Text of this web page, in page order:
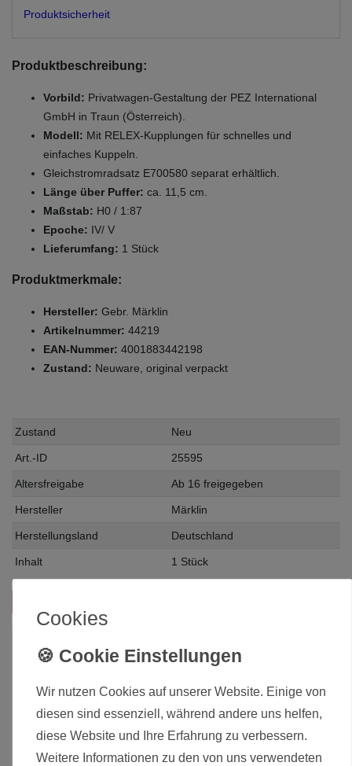
Produktsicherheit
Produktbeschreibung:
Vorbild: Privatwagen-Gestaltung der PEZ International
GmbH in Traun (Österreich).
Modell: Mit RELEX-Kupplungen für schnelles und
einfaches Kuppeln.
Gleichstromradsatz E700580 separat erhältlich.
Länge über Puffer: ca. 11,5 cm.
Maßstab: H0 / 1:87
Epoche: IV/ V
Lieferumfang: 1 Stück
Produktmerkmale:
Hersteller: Gebr. Märklin
Artikelnummer: 44219
EAN-Nummer: 4001883442198
Zustand: Neuware, original verpackt
Zustand Neu
Art.-ID 25595
Altersfreigabe Ab 16 freigegeben
Hersteller Märklin
Herstellungsland Deutschland
Inhalt 1 Stück
Cookies
Wir nutzen Cookies auf unserer Website. Einige von
diesen sind essenziell, während andere uns helfen,
diese Website und Ihre Erfahrung zu verbessern.
Weitere Informationen zu den von uns verwendeten